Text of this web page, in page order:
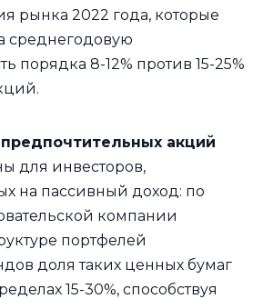
рынка 2022 года, которые
среднегодовую
порядка 8-12% против 15-25%
акций
для инвесторов,
на пассивный доход: по
компании
портфелей
доля таких ценных бумаг
15-30%, способствуя